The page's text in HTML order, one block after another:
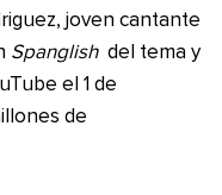
joven cantante
Spanglish del tema y
el 1 de
de